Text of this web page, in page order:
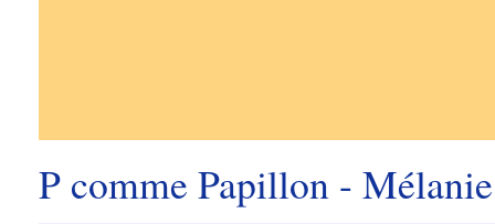
P comme Papillon -